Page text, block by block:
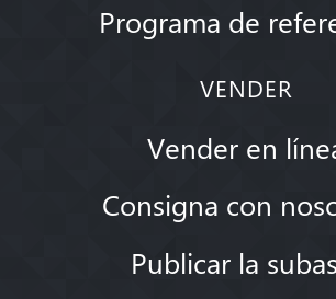
Programa de
VENDER
Vender en
Consigna con
Publicar la